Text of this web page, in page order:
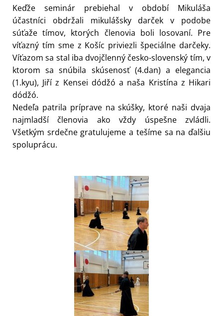
Keďže seminár prebiehal v období Mikuláša
účastníci obdržali mikulášsky darček v podobe
súťaže tímov, ktorých členovia boli losovaní. Pre
víťazný tím sme z Košíc priviezli špeciálne darčeky.
Víťazom sa stal iba dvojčlenný česko-slovenský tím, v
ktorom sa snúbila skúsenosť (4.dan) a elegancia
(1.kyu), Jiří z Kensei dódžó a naša Kristína z Hikari
dódžó.
Nedeľa patrila príprave na skúšky, ktoré naši dvaja
najmladší členovia ako vždy úspešne zvládli.
Všetkým srdečne gratulujeme a tešíme sa na ďalšiu
spoluprácu.